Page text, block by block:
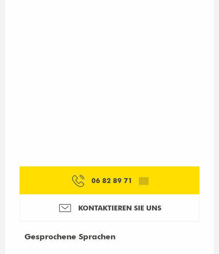
06 82 89 71 ▒▒
KONTAKTIEREN SIE UNS
Gesprochene Sprachen
Gesprochene Sprachen